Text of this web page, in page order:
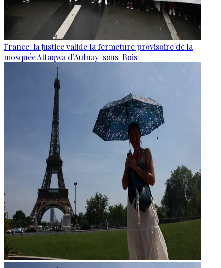
France: la justice valide la fermeture provisoire de la
mosquée Attaqwa d’Aulnay-sous-Bois